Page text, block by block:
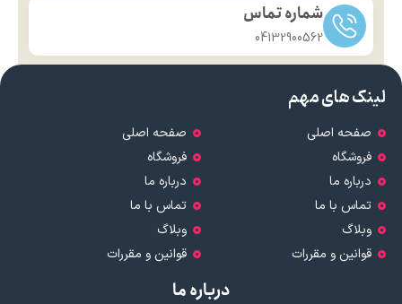
شماره تماس
04132900562
لینک های مهم
صفحه اصلی
فروشگاه
درباره ما
تماس با ما
وبلاگ
قوانین و مقررات
صفحه اصلی
فروشگاه
درباره ما
تماس با ما
وبلاگ
قوانین و مقررات
درباره ما